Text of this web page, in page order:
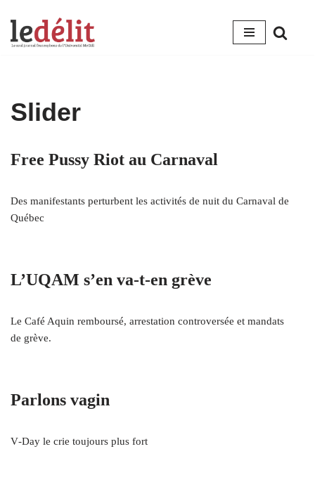
Aller
Slider
Free Pussy Riot au Carnaval
Des manifestants perturbent les activités de nuit du Carnaval de
Québec
L’UQAM s’en va-t-en grève
Le Café Aquin remboursé, arrestation controversée et mandats
de grève.
Parlons vagin
V‑Day le crie toujours plus fort